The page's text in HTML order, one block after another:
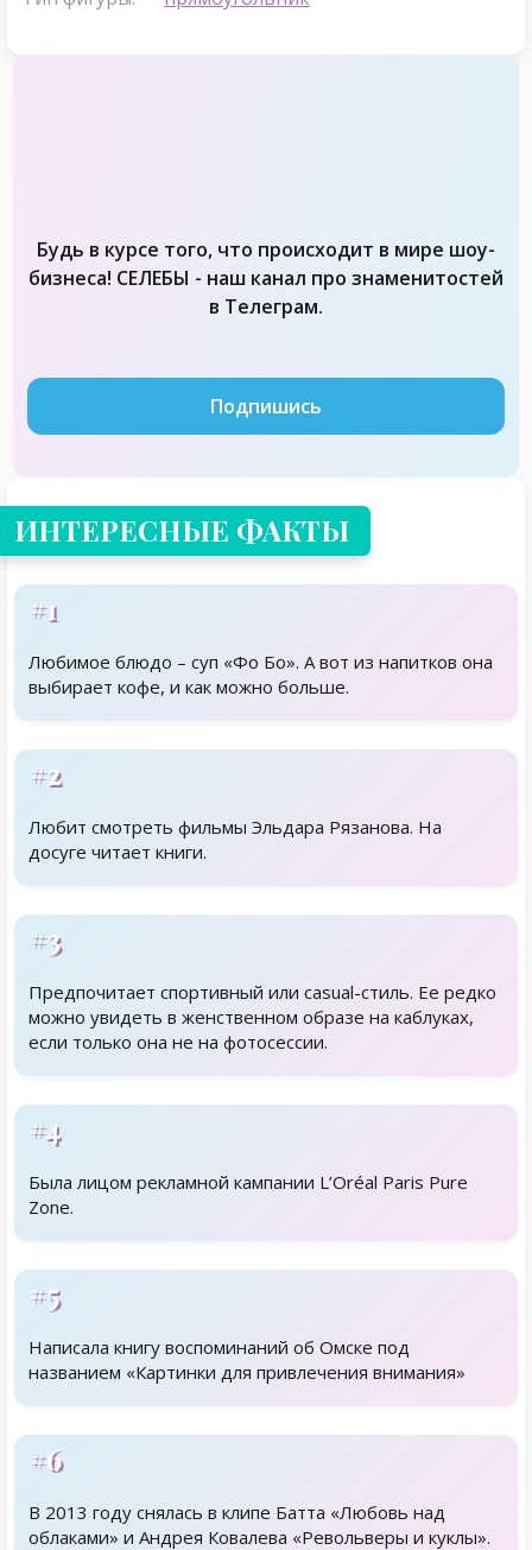
Будь в курсе того, что происходит в мире шоу-
бизнеса! СЕЛЕБЫ - наш канал про знаменитостей
в Телеграм.
Подпишись
ИНТЕРЕСНЫЕ ФАКТЫ
#1
Любимое блюдо – суп «Фо Бо». А вот из напитков она
выбирает кофе, и как можно больше.
#2
Любит смотреть фильмы Эльдара Рязанова. На
досуге читает книги.
#3
Предпочитает спортивный или casual-стиль. Ее редко
можно увидеть в женственном образе на каблуках,
если только она не на фотосессии.
#4
Была лицом рекламной кампании L’Oréal Paris Pure
Zone.
#5
Написала книгу воспоминаний об Омске под
названием «Картинки для привлечения внимания»
#6
В 2013 году снялась в клипе Батта «Любовь над
облаками» и Андрея Ковалева «Револьверы и куклы».